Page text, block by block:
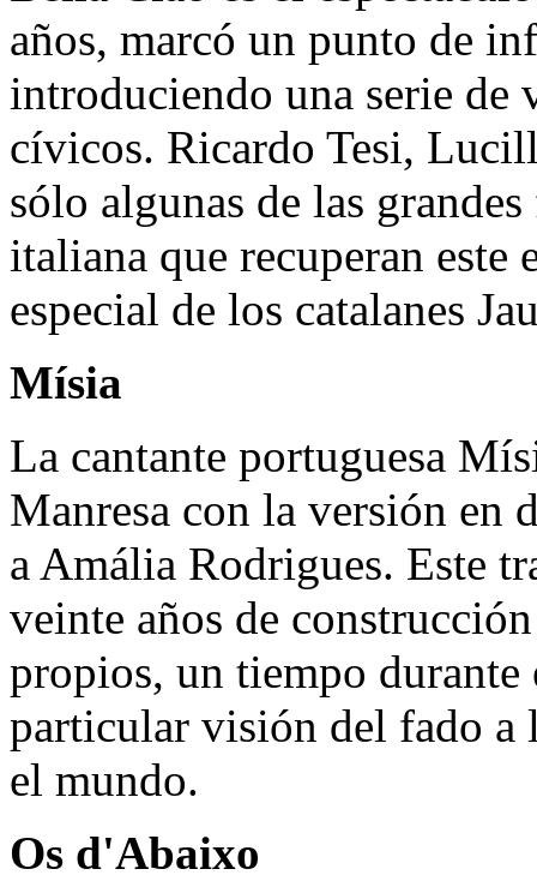
años, marcó un punto de
introduciendo una serie de
cívicos. Ricardo Tesi,
sólo algunas de las
italiana que recuperan
especial de los catalanes
Mísia
La cantante portuguesa
Manresa con la versión en
a Amália Rodrigues. Este
veinte años de
propios, un tiempo
particular visión del fado a
el mundo.
Os d'Abaixo